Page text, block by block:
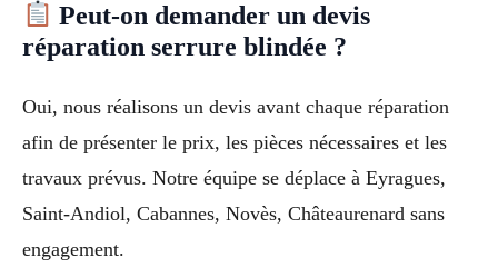
Peut-on demander un devis
réparation serrure blindée ?
Oui, nous réalisons un devis avant chaque réparation
afin de présenter le prix, les pièces nécessaires et les
travaux prévus. Notre équipe se déplace à Eyragues,
Saint-Andiol, Cabannes, Novès, Châteaurenard sans
engagement.